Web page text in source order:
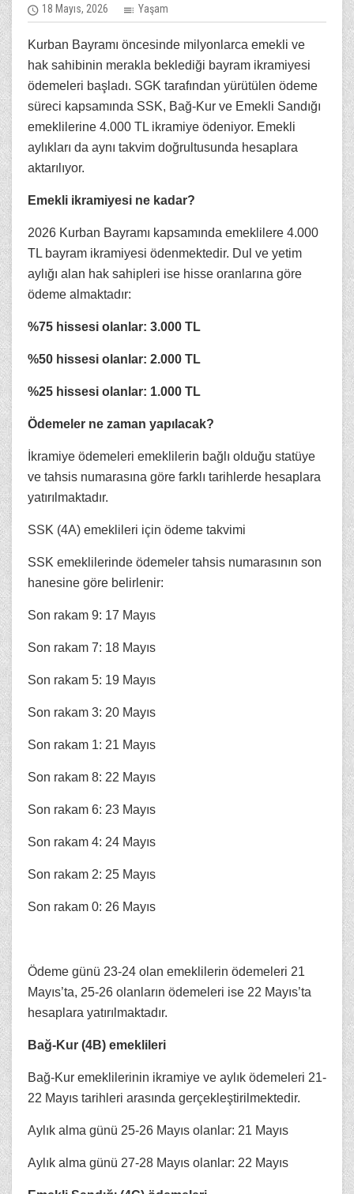
18 Mayıs, 2026 Yaşam
Kurban Bayramı öncesinde milyonlarca emekli ve
hak sahibinin merakla beklediği bayram ikramiyesi
ödemeleri başladı. SGK tarafından yürütülen ödeme
süreci kapsamında SSK, Bağ-Kur ve Emekli Sandığı
emeklilerine 4.000 TL ikramiye ödeniyor. Emekli
aylıkları da aynı takvim doğrultusunda hesaplara
aktarılıyor.
Emekli ikramiyesi ne kadar?
2026 Kurban Bayramı kapsamında emeklilere 4.000
TL bayram ikramiyesi ödenmektedir. Dul ve yetim
aylığı alan hak sahipleri ise hisse oranlarına göre
ödeme almaktadır:
%75 hissesi olanlar: 3.000 TL
%50 hissesi olanlar: 2.000 TL
%25 hissesi olanlar: 1.000 TL
Ödemeler ne zaman yapılacak?
İkramiye ödemeleri emeklilerin bağlı olduğu statüye
ve tahsis numarasına göre farklı tarihlerde hesaplara
yatırılmaktadır.
SSK (4A) emeklileri için ödeme takvimi
SSK emeklilerinde ödemeler tahsis numarasının son
hanesine göre belirlenir:
Son rakam 9: 17 Mayıs
Son rakam 7: 18 Mayıs
Son rakam 5: 19 Mayıs
Son rakam 3: 20 Mayıs
Son rakam 1: 21 Mayıs
Son rakam 8: 22 Mayıs
Son rakam 6: 23 Mayıs
Son rakam 4: 24 Mayıs
Son rakam 2: 25 Mayıs
Son rakam 0: 26 Mayıs
Ödeme günü 23-24 olan emeklilerin ödemeleri 21
Mayıs’ta, 25-26 olanların ödemeleri ise 22 Mayıs’ta
hesaplara yatırılmaktadır.
Bağ-Kur (4B) emeklileri
Bağ-Kur emeklilerinin ikramiye ve aylık ödemeleri 21-
22 Mayıs tarihleri arasında gerçekleştirilmektedir.
Aylık alma günü 25-26 Mayıs olanlar: 21 Mayıs
Aylık alma günü 27-28 Mayıs olanlar: 22 Mayıs